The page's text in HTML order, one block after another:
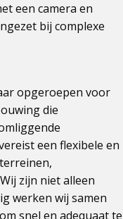
een camera en
bij complexe
opgeroepen voor
die
een flexibele en
zijn niet alleen
werken wij samen
snel en adequaat te